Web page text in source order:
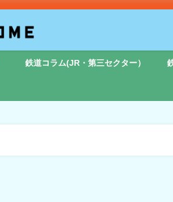
鉄道コラム(JR・第三セクター）